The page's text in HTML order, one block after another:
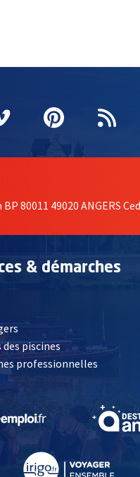
fenêtrefenêtre
une nouvelle
Vimeo
, Ouvre une
Pinterest
, Ouvre
80011 49020 ANGERS
& démarches
, Ouvre une nouvelle
piscines
professionnelles
fenêtre , Ouvre une